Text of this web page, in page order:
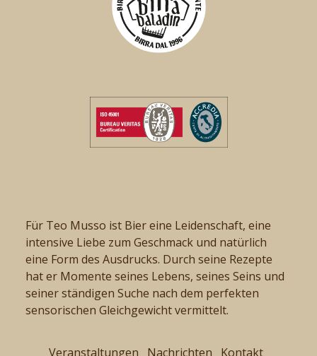
Für Teo Musso ist Bier eine Leidenschaft, eine
intensive Liebe zum Geschmack und natürlich
eine Form des Ausdrucks. Durch seine Rezepte
hat er Momente seines Lebens, seines Seins und
seiner ständigen Suche nach dem perfekten
sensorischen Gleichgewicht vermittelt.
Veranstaltungen Nachrichten Kontakt